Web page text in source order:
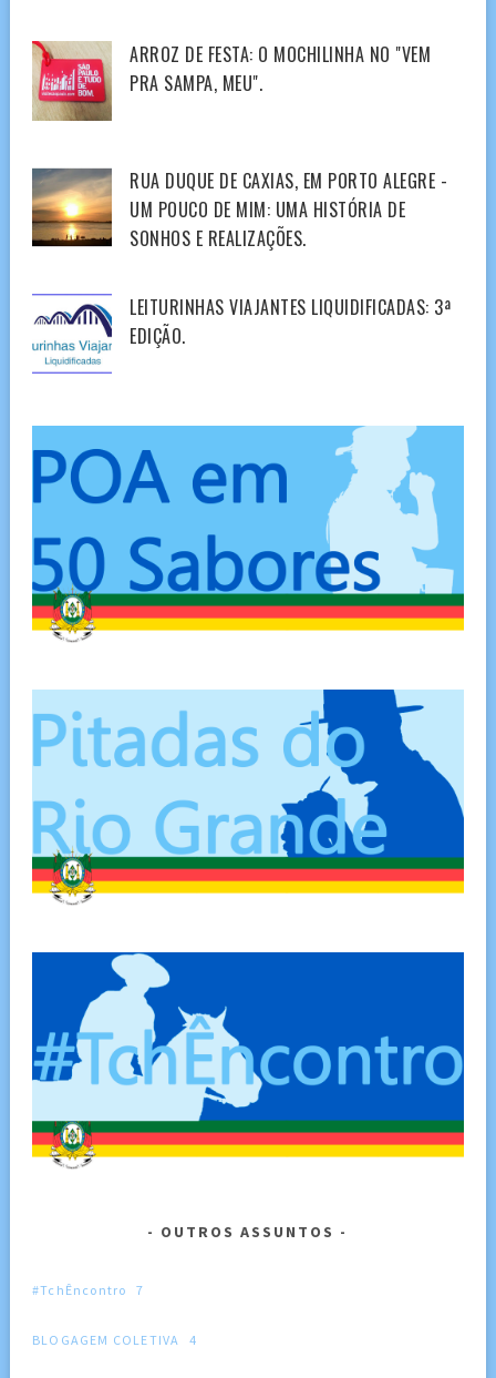
ARROZ DE FESTA: O MOCHILINHA NO "VEM
PRA SAMPA, MEU".
RUA DUQUE DE CAXIAS, EM PORTO ALEGRE -
UM POUCO DE MIM: UMA HISTÓRIA DE
SONHOS E REALIZAÇÕES.
LEITURINHAS VIAJANTES LIQUIDIFICADAS: 3ª
EDIÇÃO.
OUTROS ASSUNTOS
#TchÊncontro 7
BLOGAGEM COLETIVA 4